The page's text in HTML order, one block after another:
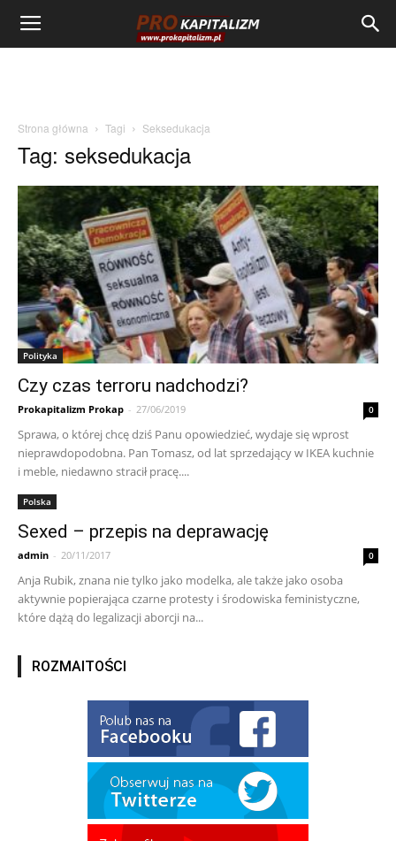
Strona główna Tagi Seksedukacja
Tag: seksedukacja
Polityka
Czy czas terroru nadchodzi?
Prokapitalizm Prokap - 27/06/2019 0
Sprawa, o której chcę dziś Panu opowiedzieć, wydaje się wprost
nieprawdopodobna. Pan Tomasz, od lat sprzedający w IKEA kuchnie
i meble, niedawno stracił pracę....
Polska
Sexed – przepis na deprawację
admin - 20/11/2017 0
Anja Rubik, znana nie tylko jako modelka, ale także jako osoba
aktywnie popierająca czarne protesty i środowiska feministyczne,
które dążą do legalizacji aborcji na...
ROZMAITOŚCI